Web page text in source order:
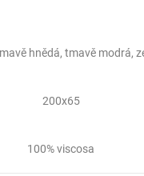
hnědá, tmavě modrá,
200x65
100% viscosa